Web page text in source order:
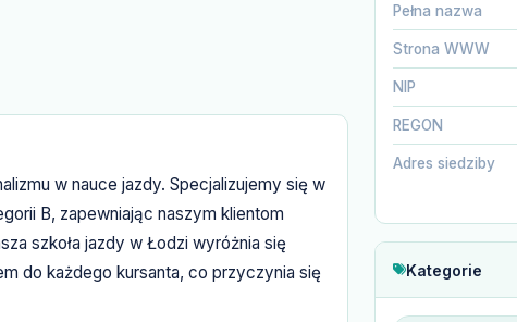
Pełna nazwa
Strona WWW
NIP
REGON
Adres siedziby
Kategorie
w nauce jazdy. Specjalizujemy się w
B, zapewniając naszym klientom
szkoła jazdy w Łodzi wyróżnia się
do każdego kursanta, co przyczynia się